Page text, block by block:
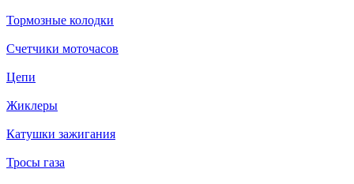
Тормозные колодки
Счетчики моточасов
Цепи
Жиклеры
Катушки зажигания
Тросы газа